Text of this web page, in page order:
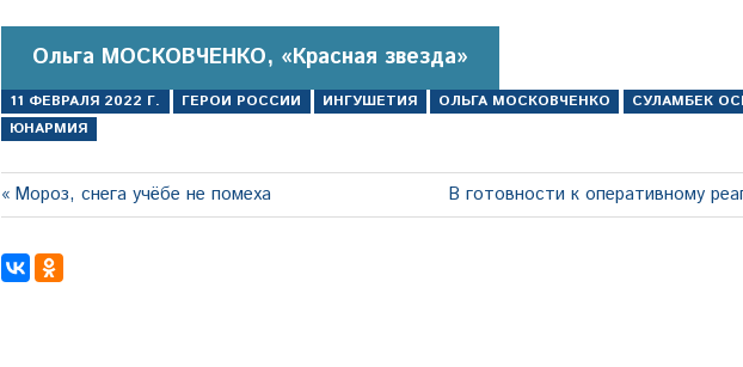
Ольга МОСКОВЧЕНКО, «Красная звезда»
11 ФЕВРАЛЯ 2022 Г. ГЕРОИ РОССИИ ИНГУШЕТИЯ ОЛЬГА МОСКОВЧЕНКО
СУЛАМБЕК
ЮНАРМИЯ
Навигация
записям
Предыдущая
запись:
Мороз, снега учёбе не помеха
Следующая
запись:
В готовности к оперативному